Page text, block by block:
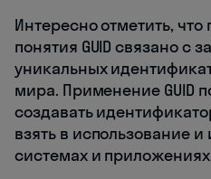
Интересно отметить,
понятия GUID связано с
уникальных
мира. Применение GUID
создавать
взять в использование
системах и